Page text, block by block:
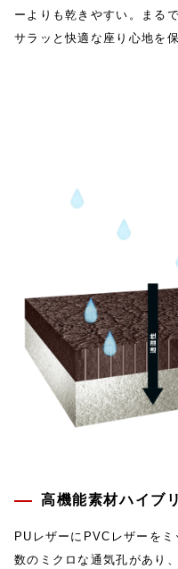
ーよりも乾きやすい。まる
サラッと快適な座り心地を保
高機能素材ハイブ
PUレザーにPVCレザーを
数のミクロな通気孔があり